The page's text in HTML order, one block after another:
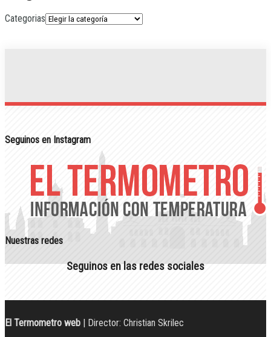
Categorias
Seguinos en Instagram
Nuestras redes
Seguinos en las redes sociales
El Termometro web | Director: Christian Skrilec